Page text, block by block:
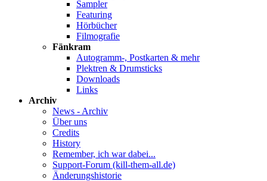
Sampler
Featuring
Hörbücher
Filmografie
Fänkram
Autogramm-, Postkarten & mehr
Plektren & Drumsticks
Downloads
Links
Archiv
News - Archiv
Über uns
Credits
History
Remember, ich war dabei...
Support-Forum (kill-them-all.de)
Änderungshistorie